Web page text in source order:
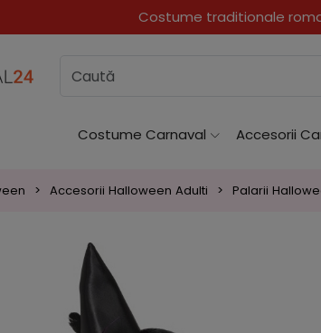
Costume traditionale
Costume Carnaval Accesorii
Accesorii Halloween Adulti Palarii